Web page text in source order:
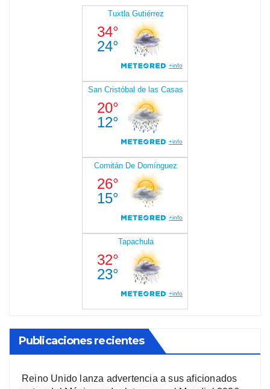
Publicaciones recientes
Reino Unido lanza advertencia a sus aficionados